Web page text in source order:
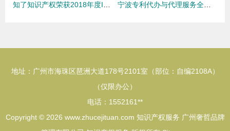
知了知识产权荣获2018年度IPR最具影响力机构奖，引领行业专业新标杆 宁波专利代办与代理服务全解析 价格、厂家选择与知识产权综合服务
地址：广州市海珠区琶洲大道178号2101室（部位：自编2108A）
（仅限办公）
电话：1552161**
Copyright © 2026 www.zhucejituan.com 知识产权服务 广州奢哲品牌